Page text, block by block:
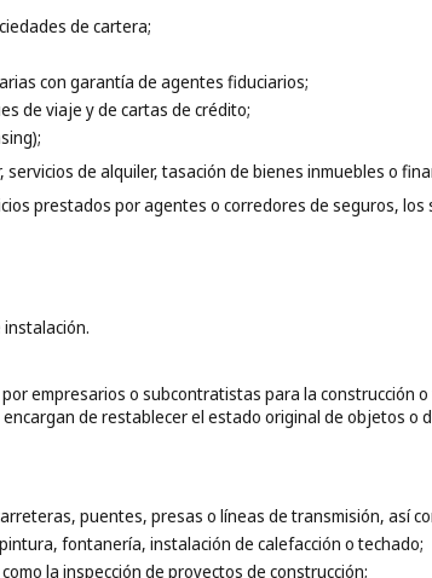
de cartera;
con garantía de agentes fiduciarios;
de viaje y de cartas de crédito;
de alquiler, tasación de bienes inmuebles o
prestados por agentes o corredores de seguros,
instalación.
empresarios o subcontratistas para la construcción
de restablecer el estado original de objetos o
puentes, presas o líneas de transmisión, así
fontanería, instalación de calefacción o techado;
la inspección de proyectos de construcción;